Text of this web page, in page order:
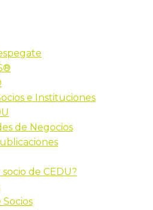
e Instituciones
de Negocios
de CEDU?